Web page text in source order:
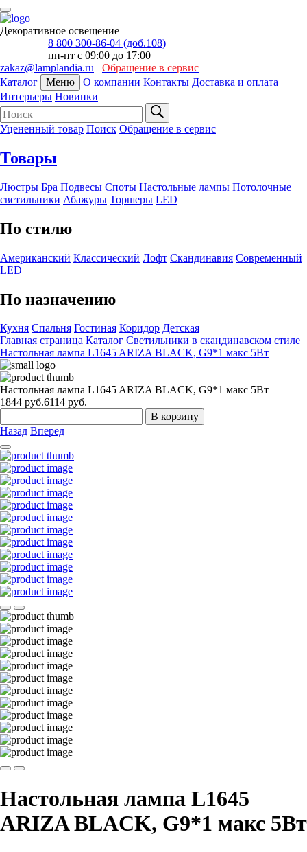
Декоративное освещение
8 800 300-86-04 (доб.108)
пн-пт с 09:00 до 17:00
zakaz@lamplandia.ru
Обращение в сервис
Каталог
Меню О компании Контакты Доставка и оплата
Интерьеры Новинки
Уцененный товар Поиск Обращение в сервис
Товары
Люстры Бра Подвесы Споты Настольные лампы Потолочные
светильники Абажуры Торшеры LED
По стилю
Американский Классический Лофт Скандинавия Современный
LED
По назначению
Кухня Спальня Гостиная Коридор Детская
Главная страница Каталог Светильники в скандинавском стиле
Настольная лампа L1645 ARIZA BLACK, G9*1 макс 5Вт
Настольная лампа L1645 ARIZA BLACK, G9*1 макс 5Вт
1844 руб.6114 руб.
В корзину
Назад Вперед
Настольная лампа L1645
ARIZA BLACK, G9*1 макс 5Вт